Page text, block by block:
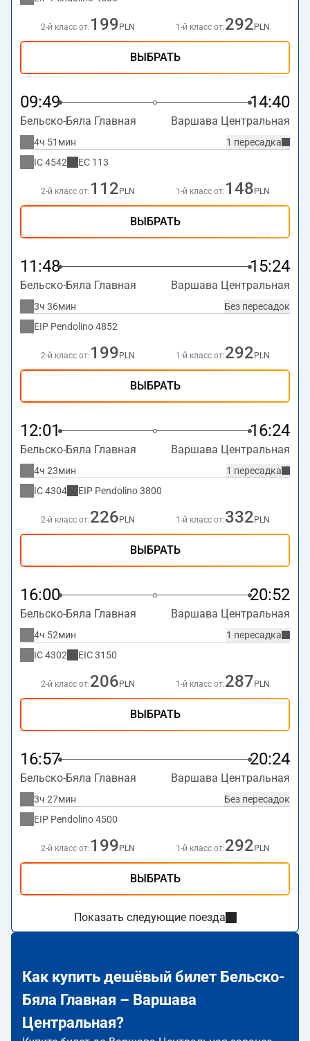
2-й класс от: 199 PLN 1-й класс от:292 PLN
ВЫБРАТЬ
09:49 14:40
Бельско-Бяла Главная Варшава Центральная
1 пересадка
4ч 51мин
IC4542 EC 113
2-й класс от: 112 PLN 1-й класс от: 148 PLN
ВЫБРАТЬ
11:48 15:24
Бельско-Бяла Главная Варшава Центральная
Без пересадок
3ч 36мин
EIP Pendolino4852
2-й класс от: 199 PLN 1-й класс от:292 PLN
ВЫБРАТЬ
12:01 16:24
Бельско-Бяла Главная Варшава Центральная
1 пересадка
4ч 23мин
IC4304 EIP Pendolino3800
2-й класс от:226 PLN 1-й класс от:332 PLN
ВЫБРАТЬ
16:00 20:52
Бельско-Бяла Главная Варшава Центральная
1 пересадка
4ч 52мин
IC4302 EIC3150
2-й класс от:206 PLN 1-й класс от:287 PLN
ВЫБРАТЬ
16:57 20:24
Бельско-Бяла Главная Варшава Центральная
Без пересадок
3ч 27мин
EIP Pendolino4500
2-й класс от: 199 PLN 1-й класс от:292 PLN
ВЫБРАТЬ
Показать следующие поезда
Как купить дешёвый билет Бельско-
Бяла Главная – Варшава
Центральная?